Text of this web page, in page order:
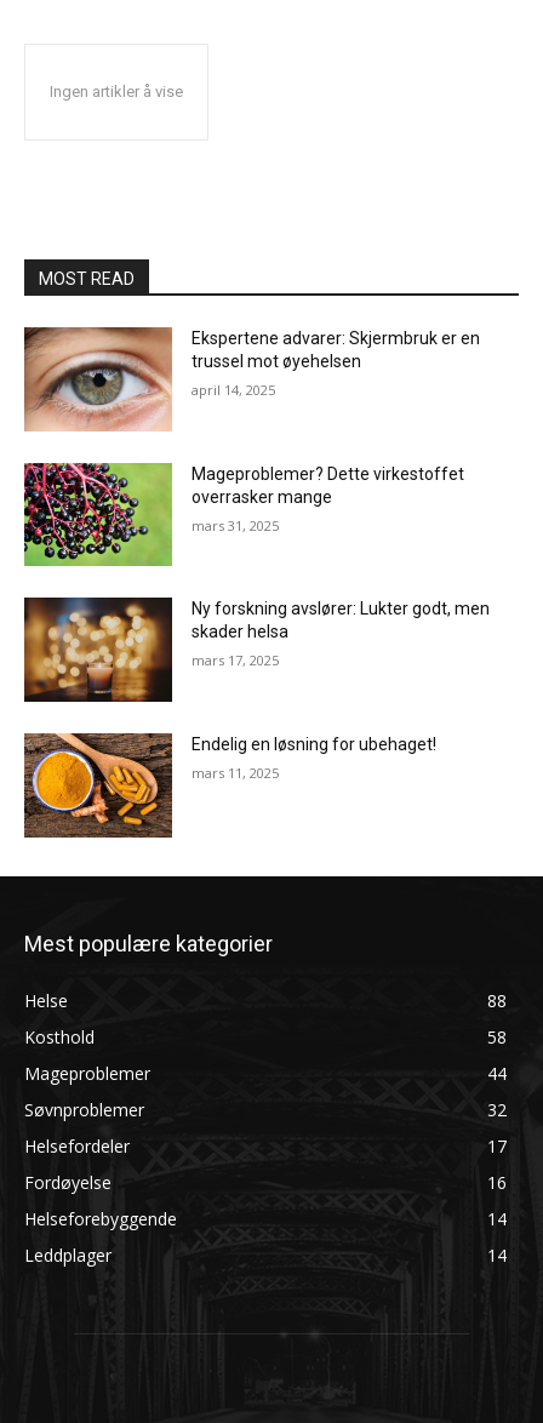
Ingen artikler å vise
MOST READ
Ekspertene advarer: Skjermbruk er en
trussel mot øyehelsen
april 14, 2025
Mageproblemer? Dette virkestoffet
overrasker mange
mars 31, 2025
Ny forskning avslører: Lukter godt, men
skader helsa
mars 17, 2025
Endelig en løsning for ubehaget!
mars 11, 2025
Mest populære kategorier
Helse
88
Kosthold
58
Mageproblemer
44
Søvnproblemer
32
Helsefordeler
17
Fordøyelse
16
Helseforebyggende
14
Leddplager
14